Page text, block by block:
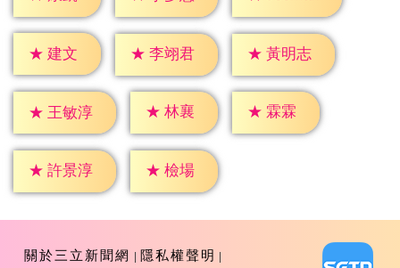
★ 建文 ★ 李翊君 ★ 黃明志
★ 王敏淳 ★ 林襄 ★ 霖霖
★ 許景淳 ★ 檢場
關於三立新聞網 隱私權聲明